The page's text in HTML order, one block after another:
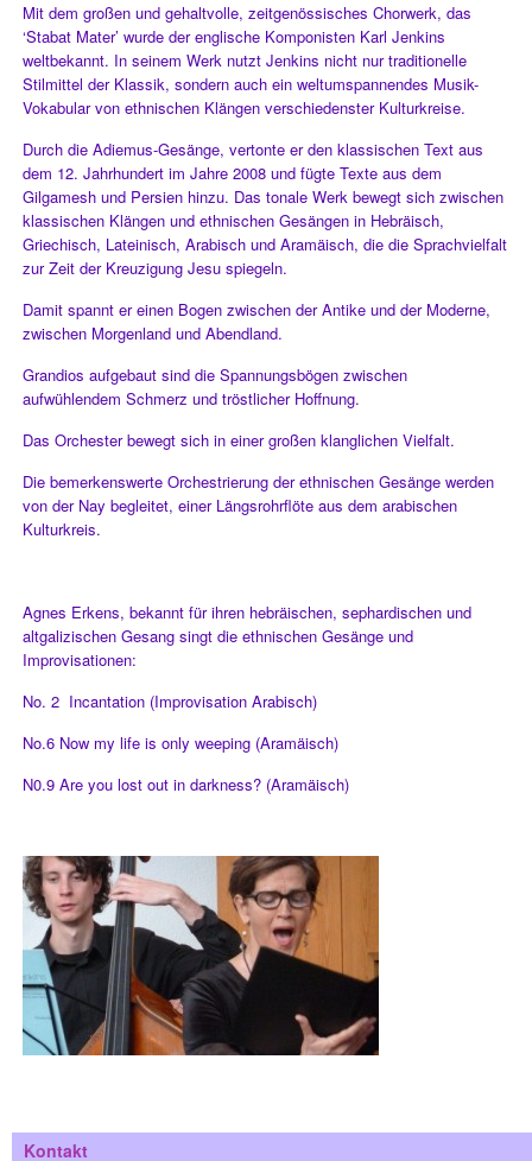
Mit dem großen und gehaltvolle, zeitgenössisches Chorwerk, das
‘Stabat Mater’ wurde der englische Komponisten Karl Jenkins
weltbekannt. In seinem Werk nutzt Jenkins nicht nur traditionelle
Stilmittel der Klassik, sondern auch ein weltumspannendes Musik-
Vokabular von ethnischen Klängen verschiedenster Kulturkreise.
Durch die Adiemus-Gesänge, vertonte er den klassischen Text aus
dem 12. Jahrhundert im Jahre 2008 und fügte Texte aus dem
Gilgamesh und Persien hinzu. Das tonale Werk bewegt sich zwischen
klassischen Klängen und ethnischen Gesängen in Hebräisch,
Griechisch, Lateinisch, Arabisch und Aramäisch, die die Sprachvielfalt
zur Zeit der Kreuzigung Jesu spiegeln.
Damit spannt er einen Bogen zwischen der Antike und der Moderne,
zwischen Morgenland und Abendland.
Grandios aufgebaut sind die Spannungsbögen zwischen
aufwühlendem Schmerz und tröstlicher Hoffnung.
Das Orchester bewegt sich in einer großen klanglichen Vielfalt.
Die bemerkenswerte Orchestrierung der ethnischen Gesänge werden
von der Nay begleitet, einer Längsrohrflöte aus dem arabischen
Kulturkreis.
Agnes Erkens, bekannt für ihren hebräischen, sephardischen und
altgalizischen Gesang singt die ethnischen Gesänge und
Improvisationen:
No. 2 Incantation (Improvisation Arabisch)
No.6 Now my life is only weeping (Aramäisch)
N0.9 Are you lost out in darkness? (Aramäisch)
Kontakt